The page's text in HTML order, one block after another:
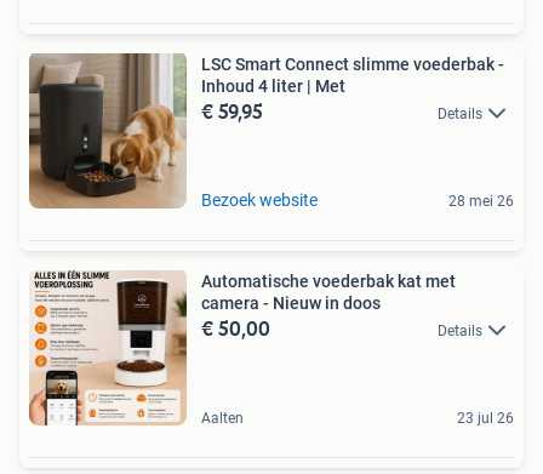
LSC Smart Connect slimme voederbak -
Inhoud 4 liter | Met
€ 59,95 Details
Bezoek website 28 mei 26
Automatische voederbak kat met
camera - Nieuw in doos
€ 50,00 Details
Aalten 23 jul 26